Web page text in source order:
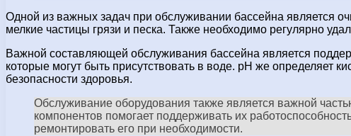
Одной из важных задач при обслуживании бассейна является
мелкие частицы грязи и песка. Также необходимо регулярно
Важной составляющей обслуживания бассейна является
которые могут быть присутствовать в воде. pH же определяет
безопасности здоровья.
Обслуживание оборудования также является важной
компонентов помогает поддерживать их
ремонтировать его при необходимости.